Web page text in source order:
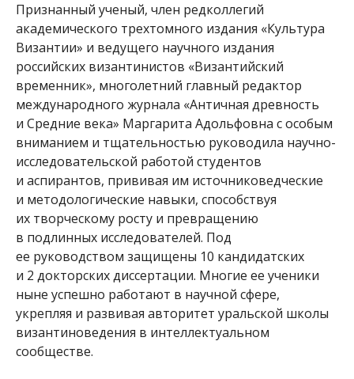
Признанный ученый, член редколлегий
академического трехтомного издания «Культура
Византии» и ведущего научного издания
российских византинистов «Византийский
временник», многолетний главный редактор
международного журнала «Античная древность
и Средние века» Маргарита Адольфовна с особым
вниманием и тщательностью руководила научно-
исследовательской работой студентов
и аспирантов, прививая им источниковедческие
и методологические навыки, способствуя
их творческому росту и превращению
в подлинных исследователей. Под
ее руководством защищены 10 кандидатских
и 2 докторских диссертации. Многие ее ученики
ныне успешно работают в научной сфере,
укрепляя и развивая авторитет уральской школы
византиноведения в интеллектуальном
сообществе.